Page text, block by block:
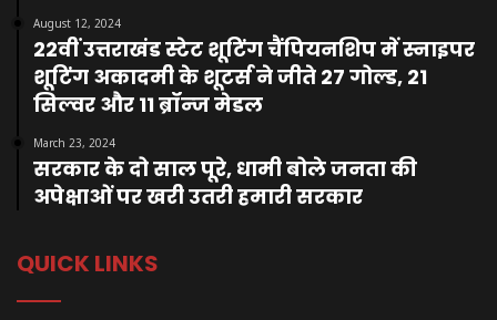
August 12, 2024
22वीं उत्तराखंड स्टेट शूटिंग चैंपियनशिप में स्नाइपर
शूटिंग अकादमी के शूटर्स ने जीते 27 गोल्ड, 21
सिल्वर और 11 ब्रॉन्ज मेडल
March 23, 2024
सरकार के दो साल पूरे, धामी बोले जनता की
अपेक्षाओं पर खरी उतरी हमारी सरकार
QUICK LINKS